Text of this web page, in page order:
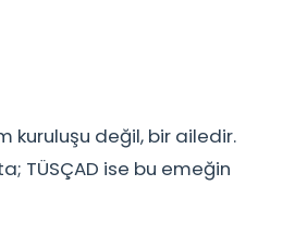
kuruluşu değil, bir ailedir.
TÜSÇAD ise bu emeğin